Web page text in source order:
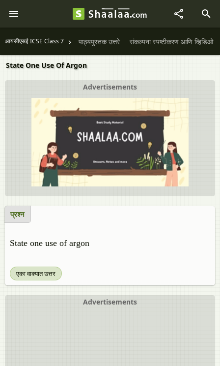
आयसीएसई ICSE Class 7 पाठ्यपुस्तक उत्तरे संकल्पना स्पष्टीकरण आणि व्हिडिओ
State One Use Of Argon
Advertisements
प्रश्न
State one use of argon
एका वाक्यात उत्तर
Advertisements